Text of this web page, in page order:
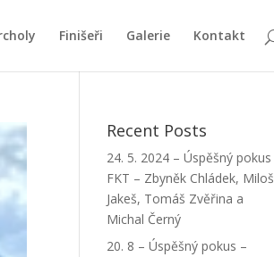
Finišeři Galerie Kontakt
Recent Posts
24. 5. 2024 – Úspěšný pokus
FKT – Zbyněk Chládek, Miloš
Jakeš, Tomáš Zvěřina a
Michal Černý
20. 8 – Úspěšný pokus –